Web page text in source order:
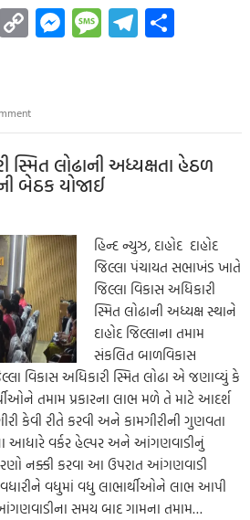
W
h
C
o
y
Li
nk
M
es
g
er
M
es
e
Te
le
m
સ્મિત લોઢાની અધ્યક્ષતા હેઠળ
બેઠક યોજાઈ
હિન્દ ન્યુઝ, દાહોદ દાહોદ
જિલ્લા પંચાયત સભાખંડ ખાતે
જિલ્લા વિકાસ અધિકારી
સ્મિત લોઢાની અધ્યક્ષ સ્થાને
દાહોદ જિલ્લાના તમામ
સંકલિત બાળવિકાસ
વિકાસ અધિકારી સ્મિત લોઢા એ જણાવ્યું કે
તમામ પ્રકારના લાભ મળે તે માટે આદર્શ
કેવી રીતે કરવી અને કામગીરીની ગુણવતા
આધારે વર્કર હેલ્પર અને આંગણવાડીનું
નક્કી કરવા આ ઉપરાત આંગણવાડી
વધારીને વધુમાં વધુ લાભાર્થીઓને લાભ આપી
સમય બાદ ગામના તમામ…